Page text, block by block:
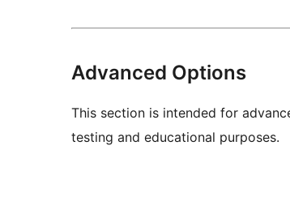
Advanced Options
This section is intended for
testing and educational purposes.